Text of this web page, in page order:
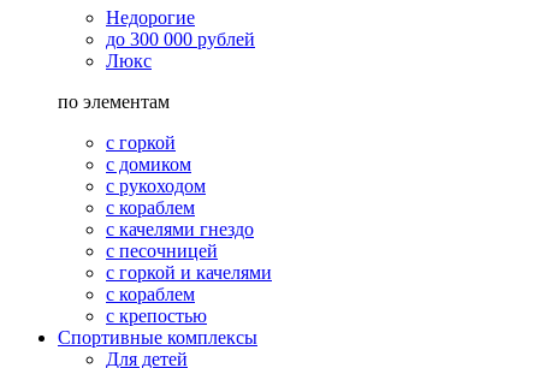
Недорогие
до 300 000 рублей
Люкс
по элементам
с горкой
с домиком
с рукоходом
с кораблем
с качелями гнездо
с песочницей
с горкой и качелями
с кораблем
с крепостью
Спортивные комплексы
Для детей